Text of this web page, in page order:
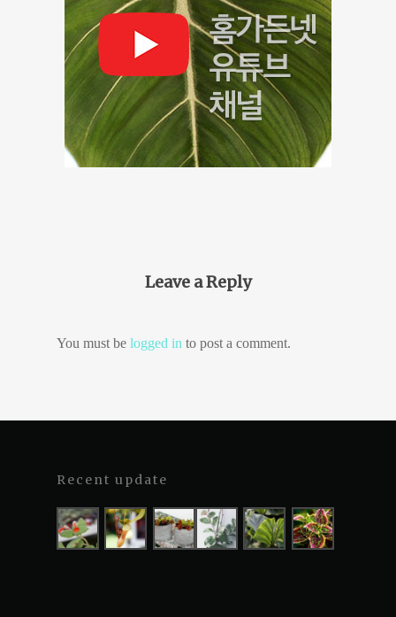
Leave a Reply
You must be logged in to post a comment.
Recent update